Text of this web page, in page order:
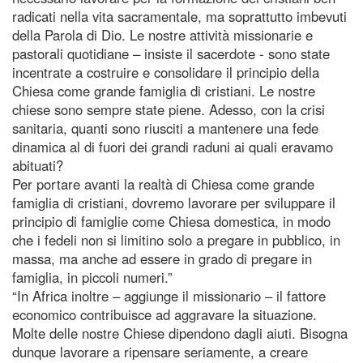
radicati nella vita sacramentale, ma soprattutto imbevuti
della Parola di Dio. Le nostre attività missionarie e
pastorali quotidiane – insiste il sacerdote - sono state
incentrate a costruire e consolidare il principio della
Chiesa come grande famiglia di cristiani. Le nostre
chiese sono sempre state piene. Adesso, con la crisi
sanitaria, quanti sono riusciti a mantenere una fede
dinamica al di fuori dei grandi raduni ai quali eravamo
abituati?
Per portare avanti la realtà di Chiesa come grande
famiglia di cristiani, dovremo lavorare per sviluppare il
principio di famiglie come Chiesa domestica, in modo
che i fedeli non si limitino solo a pregare in pubblico, in
massa, ma anche ad essere in grado di pregare in
famiglia, in piccoli numeri.”
“In Africa inoltre – aggiunge il missionario – il fattore
economico contribuisce ad aggravare la situazione.
Molte delle nostre Chiese dipendono dagli aiuti. Bisogna
dunque lavorare a ripensare seriamente, a creare